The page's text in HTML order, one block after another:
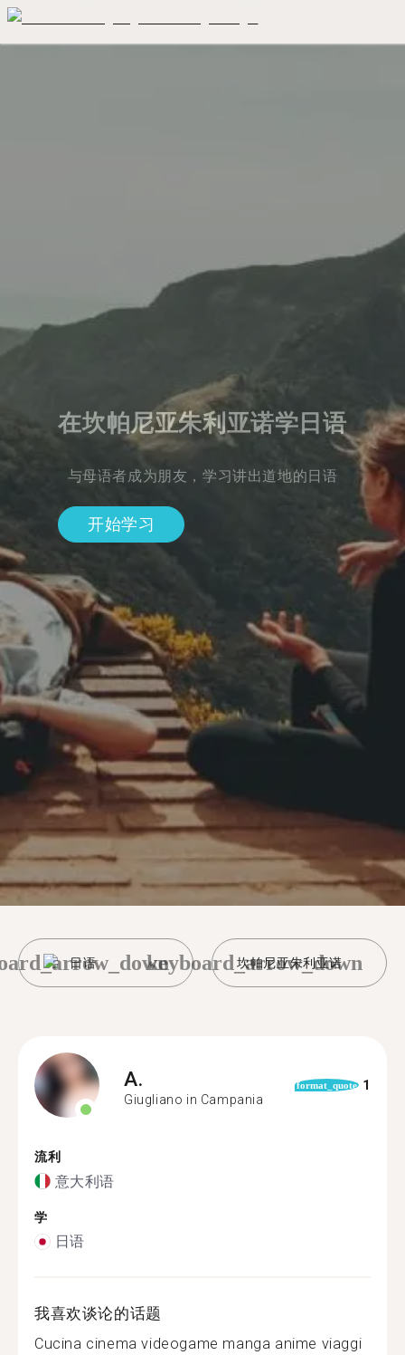
在坎帕尼亚朱利亚诺学日语
与母语者成为朋友，学习讲出道地的日语
开始学习
日语 坎帕尼亚朱利亚诺
keyboard_arrow_down
A.
Giugliano in Campania
format_quote 1
流利
意大利语
学
日语
我喜欢谈论的话题
Cucina cinema videogame manga anime viaggi